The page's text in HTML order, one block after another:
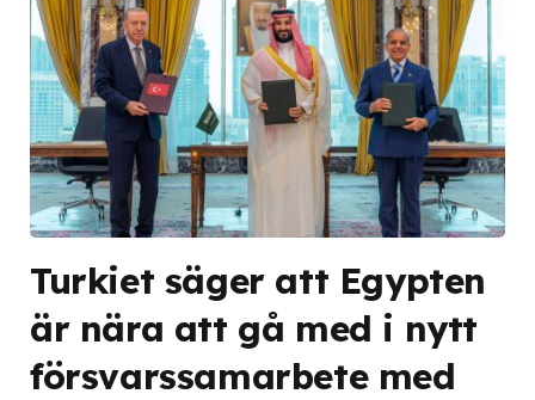
Turkiet säger att Egypten
är nära att gå med i nytt
försvarssamarbete med